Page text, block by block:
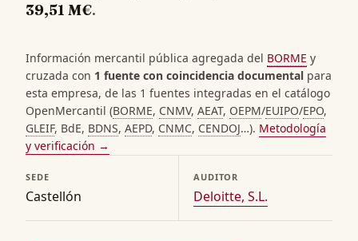
39,51 M€.
Información mercantil pública agregada del BORME y
cruzada con 1 fuente con coincidencia documental para
esta empresa, de las 1 fuentes integradas en el catálogo
OpenMercantil (BORME, CNMV, AEAT, OEPM/EUIPO/EPO,
GLEIF, BdE, BDNS, AEPD, CNMC, CENDOJ…). Metodología
y verificación →
SEDE
Castellón
AUDITOR
Deloitte, S.L.